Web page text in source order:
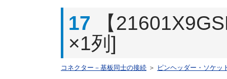
17
【
×1列]
コネクター－基板同士の接続 ＞ ピンヘッダー・ソケッ